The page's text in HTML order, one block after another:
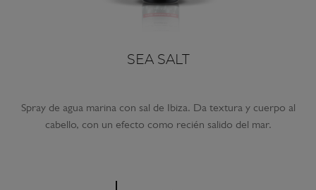
SEA SALT
Spray de agua marina con sal de Ibiza. Da textura y cuerpo al
cabello, con un efecto como recién salido del mar.